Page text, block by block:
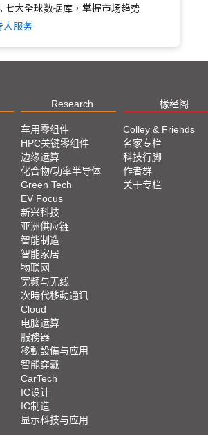
七大全球数据库，掌握市场趋势
人服务
Research 椽经阁
车用零组件
HPC关键零组件
边缘运算
化合物/功率半导体
Green Tech
EV Focus
新兴科技
亚洲供应链
智能制造
智能家居
物联网
宽频与无线
次時代移動通讯
Cloud
电脑运算
服務器
移動設備与应用
智能穿戴
CarTech
IC设计
IC制造
显示科技与应用
Colley & Friends
名家专栏
科技行脚
作者群
关于专栏